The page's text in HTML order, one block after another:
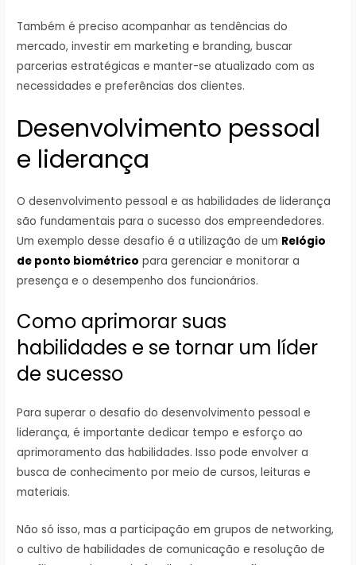
Também é preciso acompanhar as tendências do
mercado, investir em marketing e branding, buscar
parcerias estratégicas e manter-se atualizado com as
necessidades e preferências dos clientes.
Desenvolvimento pessoal
e liderança
O desenvolvimento pessoal e as habilidades de liderança
são fundamentais para o sucesso dos empreendedores.
Um exemplo desse desafio é a utilização de um Relógio
de ponto biométrico para gerenciar e monitorar a
presença e o desempenho dos funcionários.
Como aprimorar suas
habilidades e se tornar um líder
de sucesso
Para superar o desafio do desenvolvimento pessoal e
liderança, é importante dedicar tempo e esforço ao
aprimoramento das habilidades. Isso pode envolver a
busca de conhecimento por meio de cursos, leituras e
materiais.
Não só isso, mas a participação em grupos de networking,
o cultivo de habilidades de comunicação e resolução de